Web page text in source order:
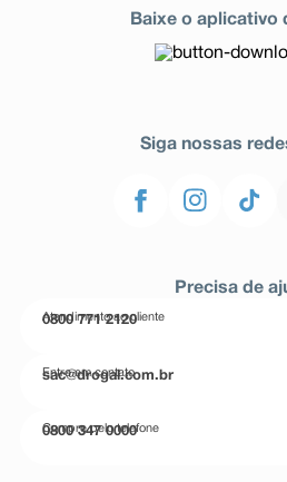
Baixe o aplicativo
Siga nossas
Precisa de
Atendimento ao cliente
0800 771 2120
Entre em contato
sac@drogal.com.br
Compre pelo telefone
0800 347 0000